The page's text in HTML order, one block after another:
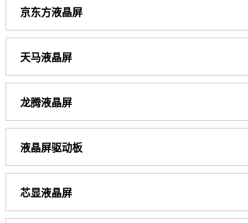
京东方液晶屏
天马液晶屏
龙腾液晶屏
液晶屏驱动板
芯显液晶屏